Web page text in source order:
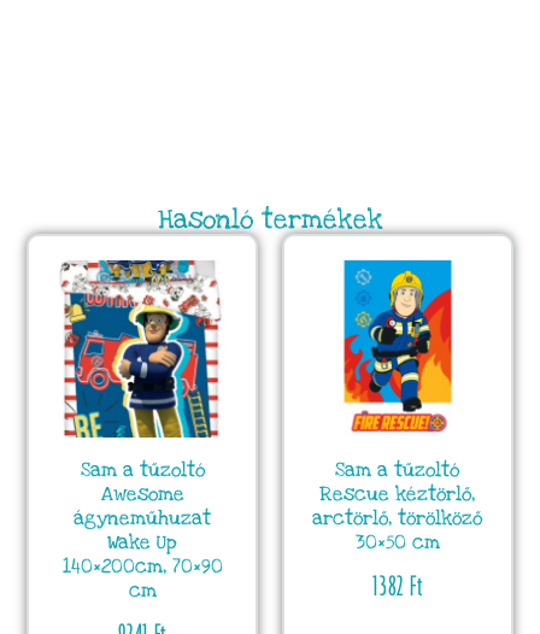
Hasonló termékek
Sam a tűzoltó
Awesome
ágyneműhuzat
Wake Up
140×200cm, 70×90
cm
Sam a tűzoltó
Rescue kéztörlő,
arctörlő, törölköző
30×50 cm
1382 Ft